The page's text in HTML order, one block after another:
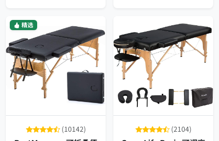
精选
(10142) (2104)